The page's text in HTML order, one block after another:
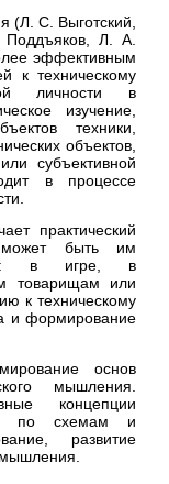
(Л. С. Выготский,
Л. А.
эффективным
к техническому
личности в
изучение,
техники,
объектов,
субъективной
в процессе
практический
может быть им
в игре, в
товарищам или
к техническому
и формирование
основ
мышления.
концепции
по схемам и
развитие
мышления.